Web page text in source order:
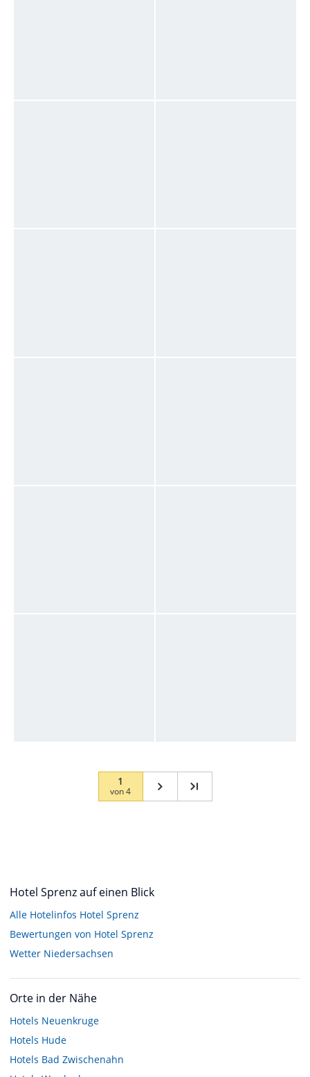
1
von4
Hotel Sprenz auf einen Blick
Alle Hotelinfos Hotel Sprenz
Bewertungen von Hotel Sprenz
Wetter Niedersachsen
Orte in der Nähe
Hotels Neuenkruge
Hotels Hude
Hotels Bad Zwischenahn